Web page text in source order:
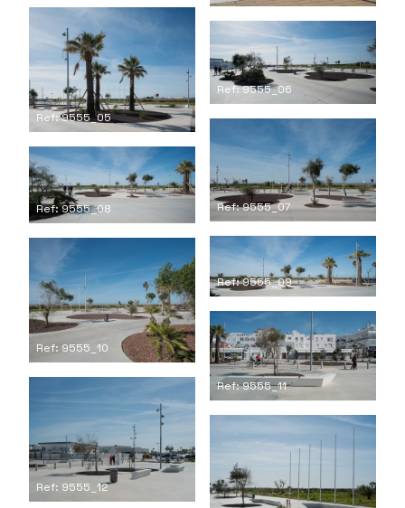
Ref: 9555_05
Ref: 9555_06
Ref: 9555_07
Ref: 9555_08
Ref: 9555_09
Ref: 9555_10
Ref: 9555_11
Ref: 9555_12